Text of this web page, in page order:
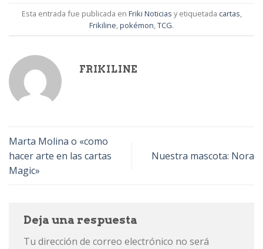
Esta entrada fue publicada en Friki Noticias y etiquetada cartas,
Frikiline,pokémon,TCG.
FRIKILINE
Marta Molina o «como
hacer arte en las cartas
Magic»
Nuestra mascota: Nora
Deja una respuesta
Tu dirección de correo electrónico no será